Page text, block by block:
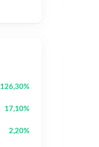
126,30%
17,10%
2,20%